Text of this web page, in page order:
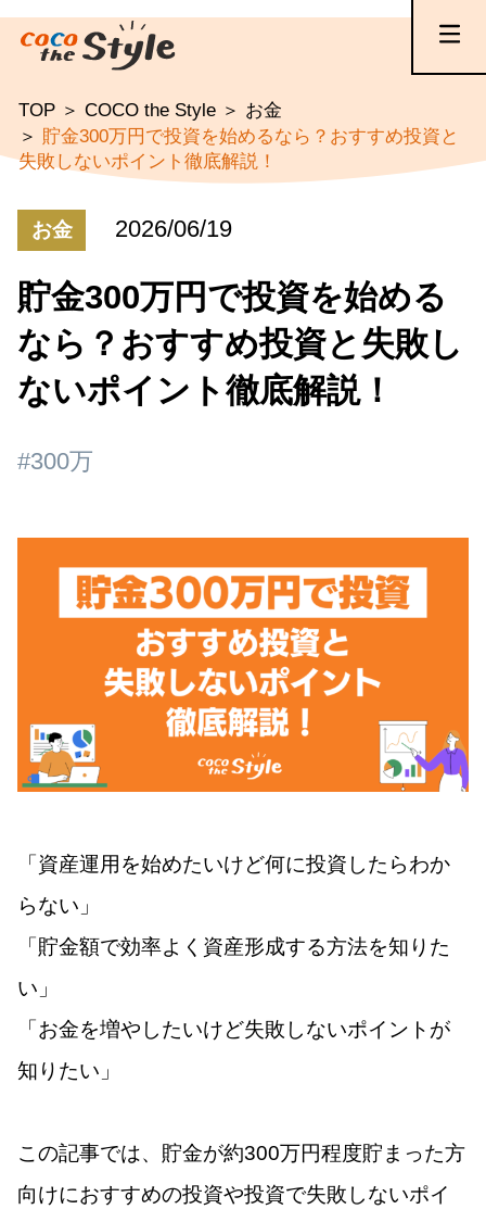
TOP COCO the Style
お金
貯金300万円で投資を始めるなら？おすすめ投資と
失敗しないポイント徹底解説！
お金 2026/06/19
貯金300万円で投資を始める
なら？おすすめ投資と失敗し
ないポイント徹底解説！
#300万
「資産運用を始めたいけど何に投資したらわか
らない」
「貯金額で効率よく資産形成する方法を知りた
い」
「お金を増やしたいけど失敗しないポイントが
知りたい」
この記事では、貯金が約300万円程度貯まった方
向けにおすすめの投資や投資で失敗しないポイ